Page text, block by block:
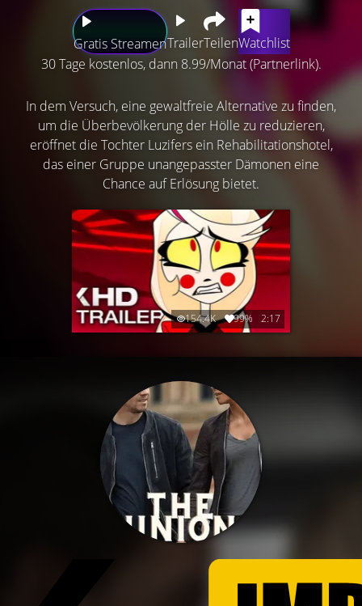
Gratis StreamenTrailerTeilenWatchlist
30 Tage kostenlos, dann 8.99/Monat (Partnerlink).
In dem Versuch, eine gewaltfreie Alternative zu finden,
um die Überbevölkerung der Hölle zu reduzieren,
eröffnet die Tochter Luzifers ein Rehabilitationshotel,
das einer Gruppe unangepasster Dämonen eine
Chance auf Erlösung bietet.
154.4K 99% 2:17